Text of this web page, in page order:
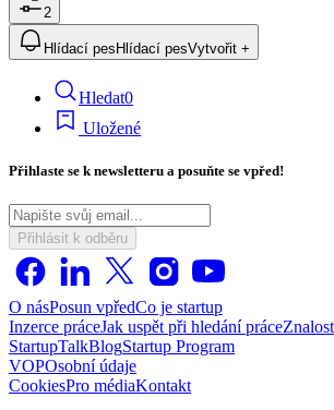
2
Hlídací pesHlídací pesVytvořit +
Hledat0
Uložené
Přihlaste se k newsletteru a posuňte se vpřed!
Přihlásit k odběru
O násPosun vpředCo je startup
Inzerce práceJak uspět při hledání práce
StartupTalkBlogStartup Program
VOPOsobní údaje
CookiesPro médiaKontakt